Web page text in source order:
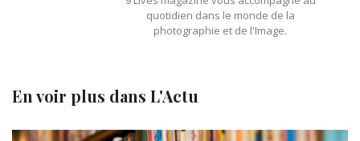
quotidien dans le monde de la
photographie et de l'Image.
En voir plus dans L'Actu